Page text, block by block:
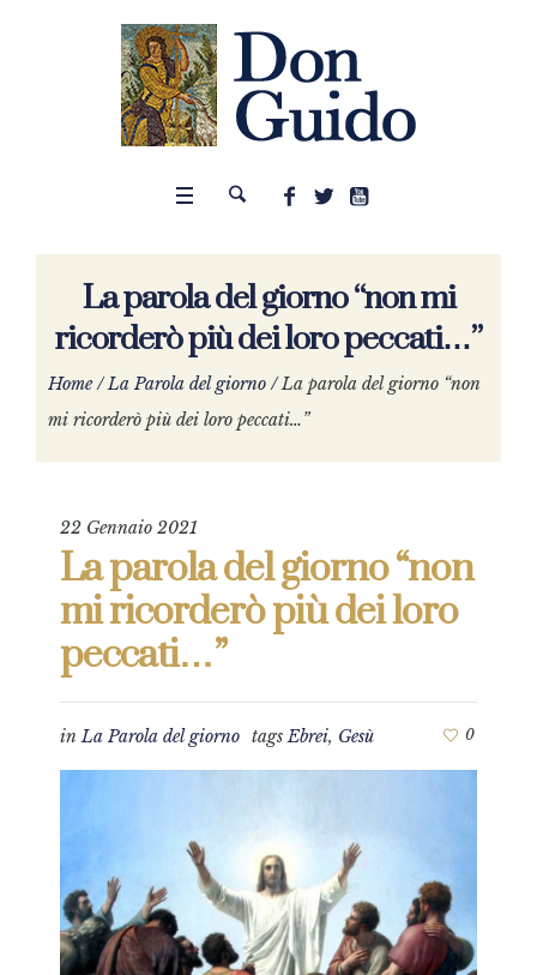
La parola del giorno “non mi
ricorderò più dei loro peccati…”
Home /La Parola del giorno /La parola del giorno “non
mi ricorderò più dei loro peccati…”
22 Gennaio 2021
La parola del giorno “non
mi ricorderò più dei loro
peccati…”
inLa Parola del giorno tagsEbrei, Gesù 0